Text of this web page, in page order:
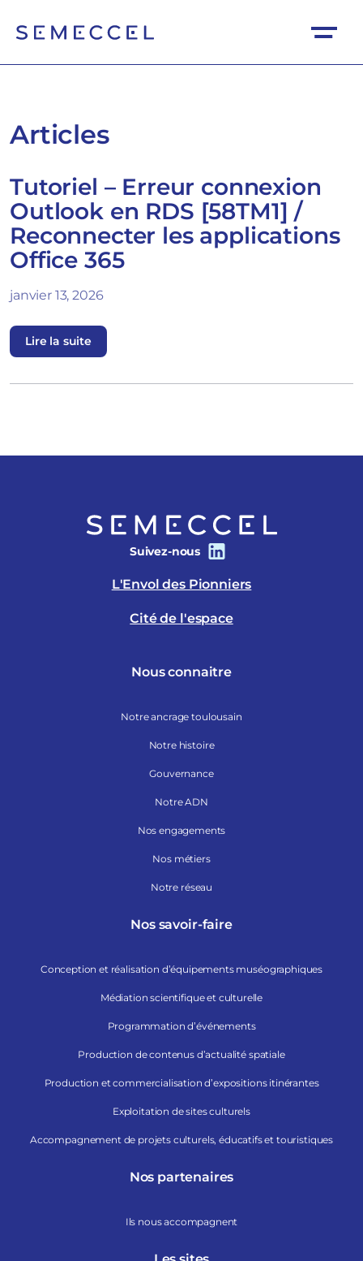
Articles
Tutoriel – Erreur connexion
Outlook en RDS [58TM1] /
Reconnecter les applications
Office 365
janvier 13, 2026
Lire la suite
Suivez-nous
L'Envol des Pionniers
Cité de l'espace
Nous connaitre
Notre ancrage toulousain
Notre histoire
Gouvernance
Notre ADN
Nos engagements
Nos métiers
Notre réseau
Nos savoir-faire
Conception et réalisation d’équipements muséographiques
Médiation scientifique et culturelle
Programmation d’événements
Production de contenus d’actualité spatiale
Production et commercialisation d’expositions itinérantes
Exploitation de sites culturels
Accompagnement de projets culturels, éducatifs et touristiques
Nos partenaires
Ils nous accompagnent